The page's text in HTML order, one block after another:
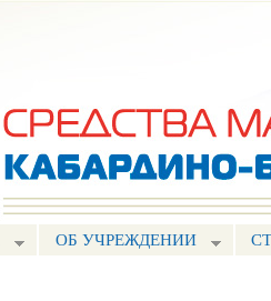
ОБ УЧРЕЖДЕНИИ